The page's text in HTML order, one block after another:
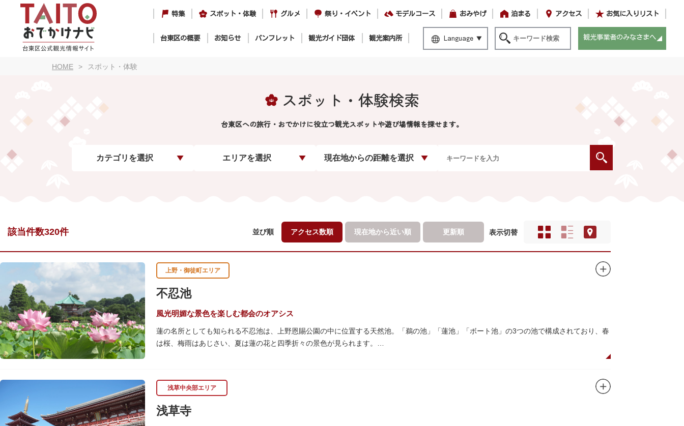
特集 スポット・体験 グルメ 祭り・イベント モデルコース おみやげ 泊まる アクセス お気に入りリスト
台東区の概要 お知らせ パンフレット 観光ガイド団体 観光案内所 Language 観光事業者のみなさまへ
HOME スポット・体験
スポット・体験検索
台東区への旅行・おでかけに役立つ観光スポットや遊び場情報を探せます。
カテゴリを選択 エリアを選択 現在地からの距離を選択
該当件数320件 並び順 アクセス数順 現在地から近い順 更新順 表示切替
上野・御徒町エリア
不忍池
風光明媚な景色を楽しむ都会のオアシス
蓮の名所としても知られる不忍池は、上野恩賜公園の中に位置する天然池。「鵜の池」「蓮池」「ボート池」の3つの池で構成されており、春
は桜、梅雨はあじさい、夏は蓮の花と四季折々の景色が見られます。
「ボート池」ではスワンボートやオール式のボートのレンタルが可能。水上から池を眺めれば、新しい発見ができるかもしれません。また、
「鵜の池」にはマガモ・オナガガモなどたくさんの鴨や渡り鳥が訪れます。大都会の中でバードウォッチングができる珍しいスポットです。
ファミリーで、カップルで、または一人でゆったりと、思い思いの時間をお過ごしください。
浅草中央部エリア
浅草寺